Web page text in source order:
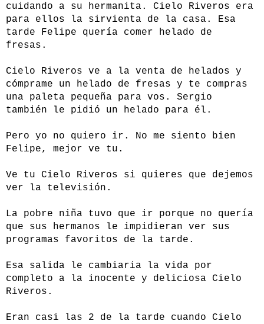
cuidando a su hermanita. Cielo Riveros era
para ellos la sirvienta de la casa. Esa
tarde Felipe quería comer helado de
fresas.
Cielo Riveros ve a la venta de helados y
cómprame un helado de fresas y te compras
una paleta pequeña para vos. Sergio
también le pidió un helado para él.
Pero yo no quiero ir. No me siento bien
Felipe, mejor ve tu.
Ve tu Cielo Riveros si quieres que dejemos
ver la televisión.
La pobre niña tuvo que ir porque no quería
que sus hermanos le impidieran ver sus
programas favoritos de la tarde.
Esa salida le cambiaria la vida por
completo a la inocente y deliciosa Cielo
Riveros.
Eran casi las 2 de la tarde cuando Cielo